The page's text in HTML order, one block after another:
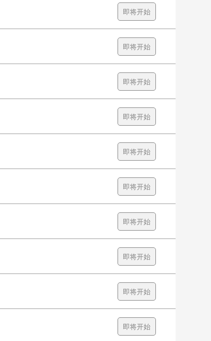
即将开始
即将开始
即将开始
即将开始
即将开始
即将开始
即将开始
即将开始
即将开始
即将开始